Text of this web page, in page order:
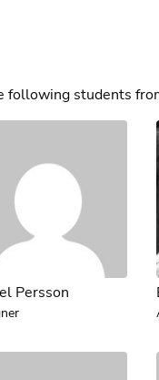
following students
Persson